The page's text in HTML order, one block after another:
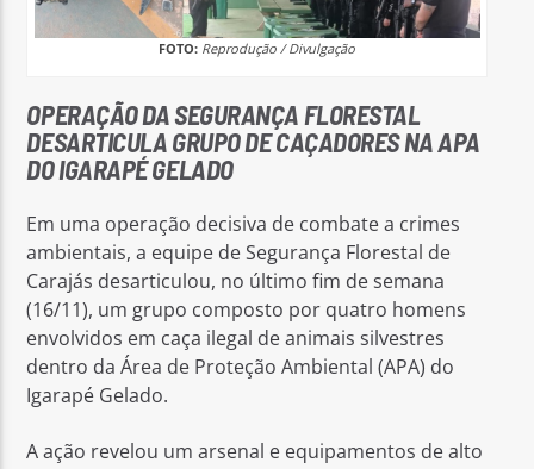
FOTO: Reprodução / Divulgação
OPERAÇÃO DA SEGURANÇA FLORESTAL
DESARTICULA GRUPO DE CAÇADORES NA APA
DO IGARAPÉ GELADO
Em uma operação decisiva de combate a crimes
ambientais, a equipe de Segurança Florestal de
Carajás desarticulou, no último fim de semana
(16/11), um grupo composto por quatro homens
envolvidos em caça ilegal de animais silvestres
dentro da Área de Proteção Ambiental (APA) do
Igarapé Gelado.
A ação revelou um arsenal e equipamentos de alto